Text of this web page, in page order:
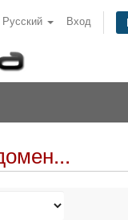
Русский Вход